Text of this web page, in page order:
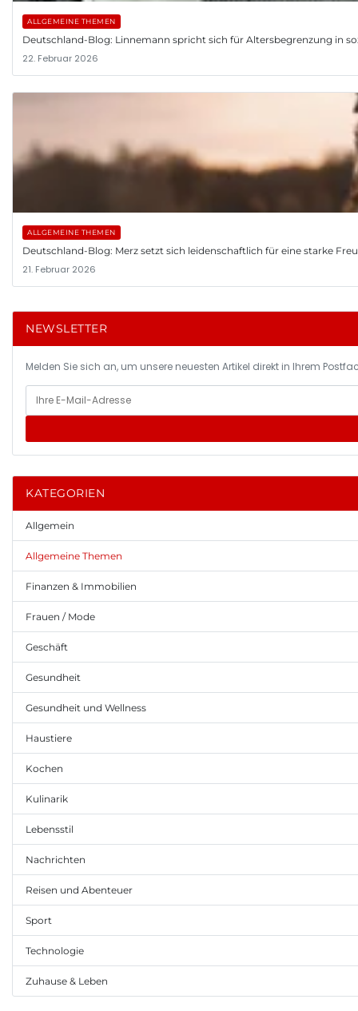
ALLGEMEINE THEMEN
Deutschland-Blog: Linnemann spricht sich für Altersbegrenzung in
22. Februar 2026
ALLGEMEINE THEMEN
Deutschland-Blog: Merz setzt sich leidenschaftlich für eine starke
21. Februar 2026
NEWSLETTER
Melden Sie sich an, um unsere neuesten Artikel direkt in Ihrem
KATEGORIEN
Allgemein
Allgemeine Themen
Finanzen & Immobilien
Frauen / Mode
Geschäft
Gesundheit
Gesundheit und Wellness
Haustiere
Kochen
Kulinarik
Lebensstil
Nachrichten
Reisen und Abenteuer
Sport
Technologie
Zuhause & Leben